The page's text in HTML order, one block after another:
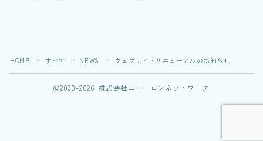
Follow Me
HOME ＞ すべて ＞ NEWS ＞ ウェブサイトリニューアルのお知らせ
2020–2026 株式会社ニューロンネットワーク